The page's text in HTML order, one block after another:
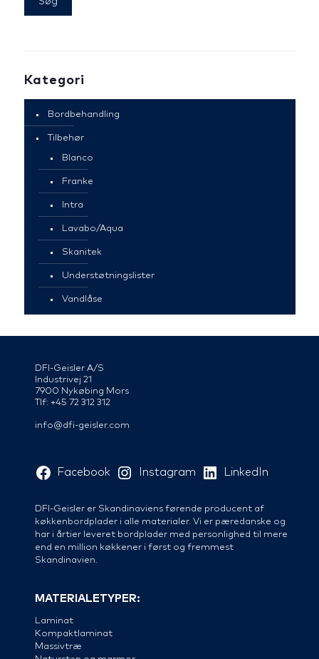
Kategori
Bordbehandling
Tilbehør
Blanco
Franke
Intra
Lavabo/Aqua
Skanitek
Understøtningslister
Vandlåse
DFI-Geisler A/S
Industrivej 21
7900 Nykøbing Mors
Tlf: +45 72 312 312
info@dfi-geisler.com
Facebook Instagram LinkedIn
DFI-Geisler er Skandinaviens førende producent af
køkkenbordplader i alle materialer. Vi er pæredanske og
har i årtier leveret bordplader med personlighed til mere
end en million køkkener i først og fremmest
Skandinavien.
MATERIALETYPER:
Laminat
Kompaktlaminat
Massivtræ